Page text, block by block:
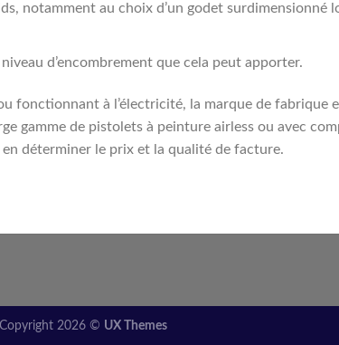
notamment au choix d’un godet surdimensionné
d’encombrement que cela peut apporter.
fonctionnant à l’électricité, la marque de fabrique
gamme de pistolets à peinture airless ou avec
déterminer le prix et la qualité de facture.
Copyright 2026 © UX Themes